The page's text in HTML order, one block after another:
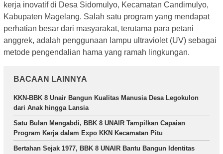
kerja inovatif di Desa Sidomulyo, Kecamatan Candimulyo,
Kabupaten Magelang. Salah satu program yang mendapat
perhatian besar dari masyarakat, terutama para petani
anggrek, adalah penggunaan lampu ultraviolet (UV) sebagai
metode pengendalian hama yang ramah lingkungan.
BACAAN LAINNYA
KKN-BBK 8 Unair Bangun Kualitas Manusia Desa Legokulon
dari Anak hingga Lansia
Satu Bulan Mengabdi, BBK 8 UNAIR Tampilkan Capaian
Program Kerja dalam Expo KKN Kecamatan Pitu
Bertahan Sejak 1977, BBK 8 UNAIR Bantu Bangun Identitas